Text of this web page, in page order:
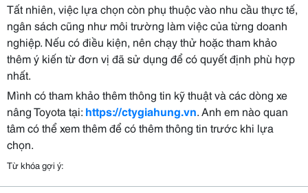
Tất nhiên, việc lựa chọn còn phụ thuộc vào nhu cầu thực tế,
ngân sách cũng như môi trường làm việc của từng doanh
nghiệp. Nếu có điều kiện, nên chạy thử hoặc tham khảo
thêm ý kiến từ đơn vị đã sử dụng để có quyết định phù hợp
nhất.
Mình có tham khảo thêm thông tin kỹ thuật và các dòng xe
nâng Toyota tại: https://ctygiahung.vn. Anh em nào quan
tâm có thể xem thêm để có thêm thông tin trước khi lựa
chọn.
Từ khóa gợi ý: